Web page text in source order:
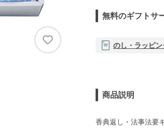
無料のギフトサ
のし・ラッピン
商品説明
香典返し・法事法要